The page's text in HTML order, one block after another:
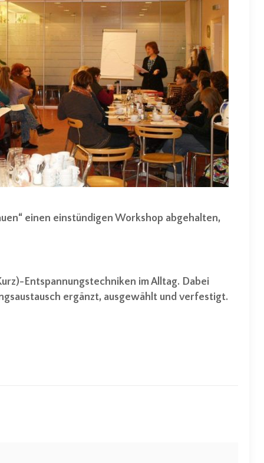
einen einstündigen Workshop abgehalten,
Entspannungstechniken im Alltag. Dabei
ergänzt, ausgewählt und verfestigt.